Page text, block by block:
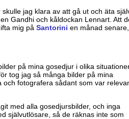
jag klara av att gå ut och äta
Gandhi och kåldockan Lennart. Att
mig på Santorini en månad
på mina gosedjur i olika
tog jag så många bilder på mina
fotografera sådant som var
med alla gosedjursbilder, och inga
självutlösare, så de räknas inte som